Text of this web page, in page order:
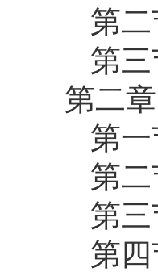
第
第
第二
第
第
第
第